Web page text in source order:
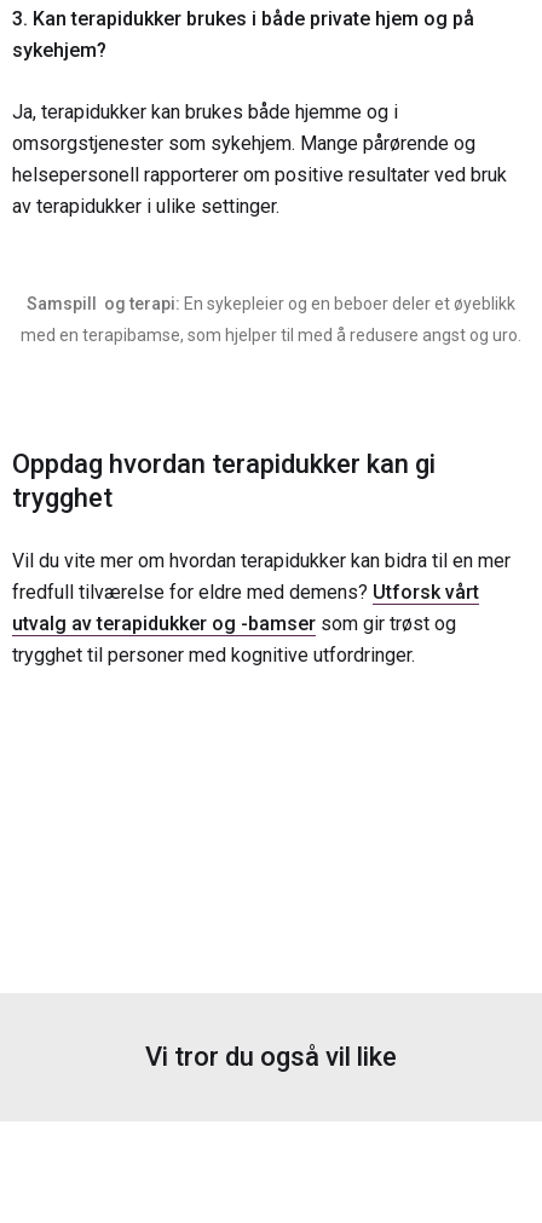
3. Kan terapidukker brukes i både private hjem og på
sykehjem?
Ja, terapidukker kan brukes både hjemme og i
omsorgstjenester som sykehjem. Mange pårørende og
helsepersonell rapporterer om positive resultater ved bruk
av terapidukker i ulike settinger.
Samspill og terapi: En sykepleier og en beboer deler et øyeblikk
med en terapibamse, som hjelper til med å redusere angst og uro.
Oppdag hvordan terapidukker kan gi
trygghet
Vil du vite mer om hvordan terapidukker kan bidra til en mer
fredfull tilværelse for eldre med demens? Utforsk vårt
utvalg av terapidukker og -bamser som gir trøst og
trygghet til personer med kognitive utfordringer.
Vi tror du også vil like